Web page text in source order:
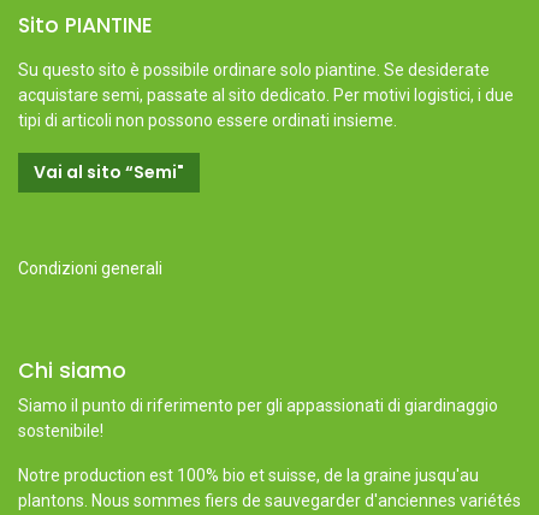
Sito PIANTINE
Su questo sito è possibile ordinare solo piantine. Se desiderate
acquistare semi, passate al sito dedicato. Per motivi logistici, i due
tipi di articoli non possono essere ordinati insieme.
Vai al sito “Semi"
Condizioni generali
Chi siamo
Siamo il punto di riferimento per gli appassionati di giardinaggio
sostenibile!
Notre production est 100% bio et suisse, de la graine jusqu'au
plantons. Nous sommes fiers de sauvegarder d'anciennes variétés